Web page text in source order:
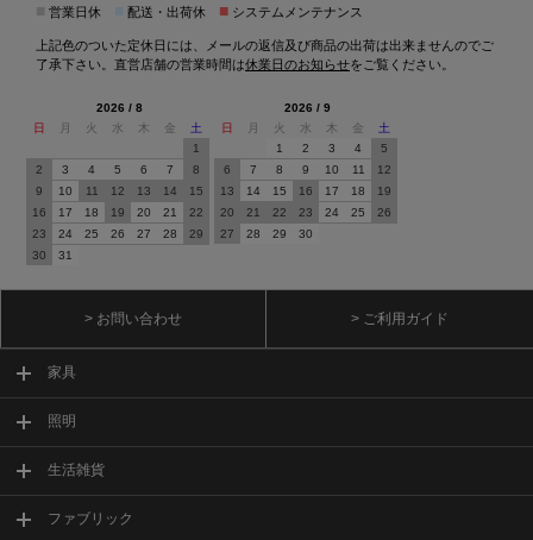
営業日休 配送・出荷休 ■ システムメンテナンス
上記色のついた定休日には、メールの返信及び商品の出荷は出来ませんのでご
了承下さい。直営店舗の営業時間は休業日のお知らせをご覧ください。
2026 / 8
日
月 火 水 木 金
土
1
2
3 4 5 6 7
8
9
10 11 12 13 14
15
16
17 18 19 20 21
22
23
24 25 26 27 28
29
30
31
2026 / 9
日
月 火 水 木 金
土
1
2 3 4
5
6
7 8 9 10 11
12
13
14 15 16 17 18
19
20
21 22 23 24 25
26
27
28 29 30
> お問い合わせ > ご利用ガイド
家具
照明
生活雑貨
ファブリック